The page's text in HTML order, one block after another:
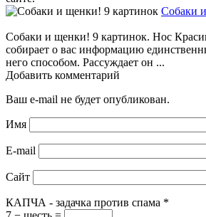
Собаки
Собаки и щенки! 9 картинок. Нос
собирает о вас информацию
него способом. Рассуждает он ...
Добавить комментарий
Ваш e-mail не будет опубликован.
Имя
E-mail
Сайт
КАПЧА - задачка против спама *